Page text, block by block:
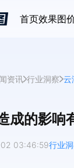
首页效果图
资讯 行业洞察 云
成的影响
03:46:59行业